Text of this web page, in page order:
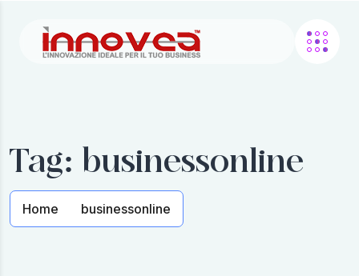
Tag: businessonline
Home businessonline